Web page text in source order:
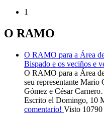
1
O RAMO
O RAMO para a Área
Bispado e os veciños e
O RAMO para a Área
seu representante
Gómez e César
Escrito el Domingo, 10
comentario! Visto 10790